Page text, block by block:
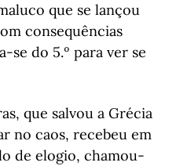
que se lançou
consequências
se do 5.º para ver se
que salvou a Grécia
no caos, recebeu em
de elogio, chamou-